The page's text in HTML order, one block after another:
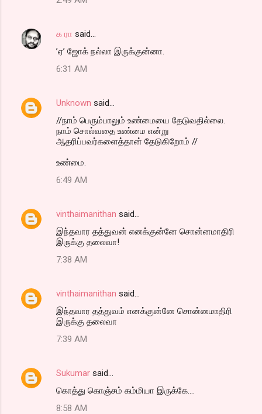
க ரா said…
’ஏ’ ஜோக் நல்லா இருக்குன்னா.
6:31 AM
Unknown said…
//நாம் பெரும்பாலும் உண்மையை தேடுவதில்லை.
நாம் சொல்வதை உண்மை என்று
ஆதரிப்பவர்களைத்தான் தேடுகிறோம் //
உண்மை.
6:49 AM
vinthaimanithan said…
இந்தவார தத்துவன் எனக்குன்னே சொன்னமாதிரி
இருக்கு தலைவா!
7:38 AM
vinthaimanithan said…
இந்தவார தத்துவம் எனக்குன்னே சொன்னமாதிரி
இருக்கு தலைவா
7:39 AM
Sukumar said…
கொத்து கொஞ்சம் கம்மியா இருக்கே....
8:58 AM